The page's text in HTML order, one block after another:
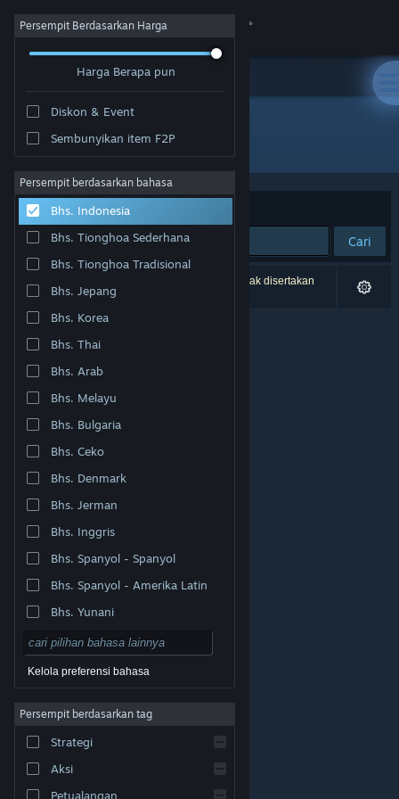
Login
Tentang
Bantuan
Ubah bahasa
Dapatkan Aplikasi Seluler Steam
Lihat situs web desktop
Undang. Semua merek dagang merupakan hak pemilik
Legal| Aksesibilitas
Pengembalian Dana
Persempit Berdasarkan Harga
Harga Berapa pun
Diskon & Event
Sembunyikan item F2P
Persempit berdasarkan bahasa
Bhs. Indonesia
Bhs. Tionghoa Sederhana
Bhs. Tionghoa Tradisional
Bhs. Jepang
Bhs. Korea
Bhs. Thai
Bhs. Arab
Bhs. Melayu
Bhs. Bulgaria
Bhs. Ceko
Bhs. Denmark
Bhs. Jerman
Bhs. Inggris
Bhs. Spanyol - Spanyol
Bhs. Spanyol - Amerika Latin
Bhs. Yunani
Kelola preferensi bahasa
Persempit berdasarkan tag
Strategi
Aksi
Petualangan
Penerbit: BINGOBELL
Berdasarkan Relevansi
Cari
0 hasil cocok dengan pencarianmu. 9 produk tidak disertakan
berdasarkan preferensimu.